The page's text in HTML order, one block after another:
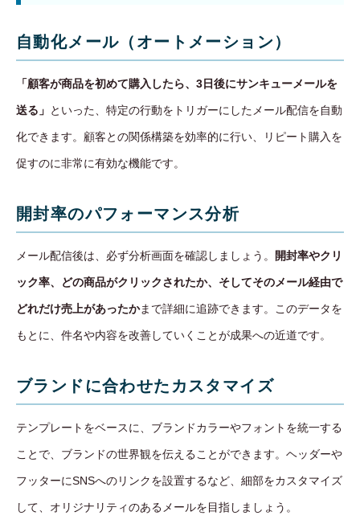
自動化メール（オートメーション）
「顧客が商品を初めて購入したら、3日後にサンキューメールを
送る」 といった、特定の行動をトリガーにしたメール配信を自動
化できます。顧客との関係構築を効率的に行い、リピート購入を
促すのに非常に有効な機能です。
開封率のパフォーマンス分析
メール配信後は、必ず分析画面を確認しましょう。 開封率やクリ
ック率、どの商品がクリックされたか、そしてそのメール経由で
どれだけ売上があったかまで詳細に追跡できます。このデータを
もとに、件名や内容を改善していくことが成果への近道です。
ブランドに合わせたカスタマイズ
テンプレートをベースに、ブランドカラーやフォントを統一する
ことで、ブランドの世界観を伝えることができます。ヘッダーや
フッターにSNSへのリンクを設置するなど、細部をカスタマイズ
して、オリジナリティのあるメールを目指しましょう。